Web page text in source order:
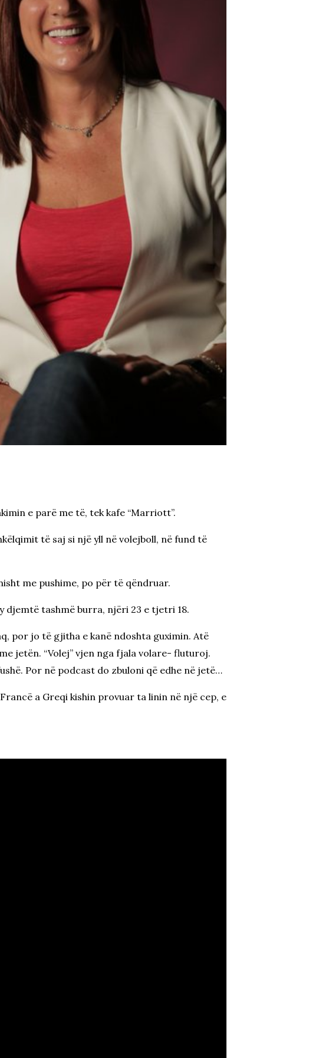
e parë me të, tek kafe “Marriott”.
të saj si një yll në volejboll, në fund të
me pushime, po për të qëndruar.
djemtë tashmë burra, njëri 23 e tjetri 18.
por jo të gjitha e kanë ndoshta guximin. Atë
jetën. “Volej” vjen nga fjala volare- fluturoj.
Por në podcast do zbuloni që edhe në jetë…
a Greqi kishin provuar ta linin në një cep, e